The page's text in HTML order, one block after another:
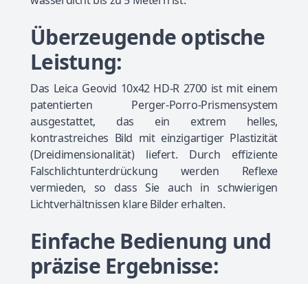
Überzeugende optische
Leistung:
Das Leica Geovid 10x42 HD-R 2700 ist mit einem
patentierten Perger-Porro-Prismensystem
ausgestattet, das ein extrem helles,
kontrastreiches Bild mit einzigartiger Plastizität
(Dreidimensionalität) liefert. Durch effiziente
Falschlichtunterdrückung werden Reflexe
vermieden, so dass Sie auch in schwierigen
Lichtverhältnissen klare Bilder erhalten.
Einfache Bedienung und
präzise Ergebnisse: